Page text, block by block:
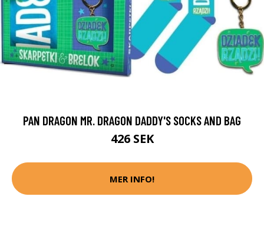
PAN DRAGON MR. DRAGON DADDY'S SOCKS AND BAG
426 SEK
MER INFO!